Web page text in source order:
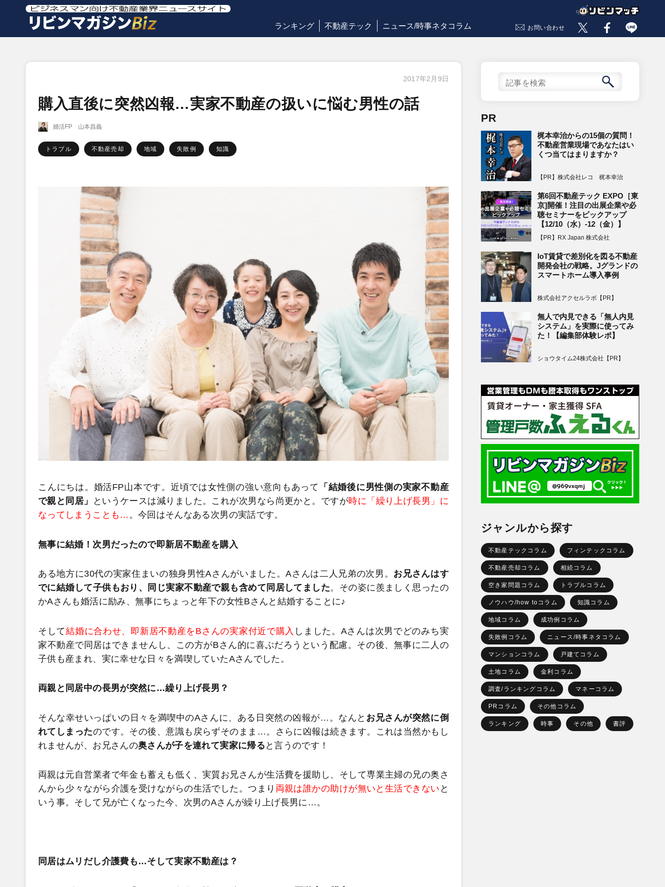
ランキング 不動産テック ニュース/時事ネタコラム お問い合わせ
2017年2月9日
購入直後に突然凶報…実家不動産の扱いに悩む男性の話
婚活FP 山本昌義
トラブル 不動産売却 地域 失敗例 知識
こんにちは。婚活FP山本です。近頃では女性側の強い意向もあって
「結婚後に男性側の実家不動産
で親と同居」
というケースは減りました。これが次男なら尚更かと。ですが時に「繰り上げ長男」に
なってしまうことも… 。今回はそんなある次男の実話です。
無事に結婚！次男だったので即新居不動産を購入
ある地方に30代の実家住まいの独身男性Aさんがいました。Aさんは二人兄弟の次男。 お兄さんはす
でに結婚して子供もおり、同じ実家不動産で親も含めて同居してました。その姿に羨ましく思ったの
かAさんも婚活に励み、無事にちょっと年下の女性Bさんと結婚することに♪
そして結婚に合わせ、即新居不動産をBさんの実家付近で購入 しました。Aさんは次男でどのみち実
家不動産で同居はできませんし、この方がBさん的に喜ぶだろうという配慮。その後、無事に二人の
子供も産まれ、実に幸せな日々を満喫していたAさんでした。
両親と同居中の長男が突然に…繰り上げ長男？
そんな幸せいっぱいの日々を満喫中のAさんに、ある日突然の凶報が…。なんと お兄さんが突然に倒
れてしまったのです。その後、意識も戻らずそのまま…。さらに凶報は続きます。これは当然かもし
れませんが、お兄さんの奥さんが子を連れて実家に帰る と言うのです！
両親は元自営業者で年金も蓄えも低く、実質お兄さんが生活費を援助し、そして専業主婦の兄の奥さ
んから少々ながら介護を受けながらの生活でした。つまり 両親は誰かの助けが無いと生活できない と
いう事。そして兄が亡くなった今、次男のAさんが繰り上げ長男に…。
同居はムリだし介護費も…そして実家不動産は？
PR
梶本幸治からの15個の質問！
不動産営業現場であなたはい
くつ当てはまりますか？
【PR】株式会社レコ 梶本幸治
第6回不動産テック EXPO［東
京]開催！注目の出展企業や必
聴セミナーをピックアップ
【12/10（水）-12（金）】
【PR】RX Japan 株式会社
IoT賃貸で差別化を図る不動産
開発会社の戦略。Jグランドの
スマートホーム導入事例
株式会社アクセルラボ【PR】
無人で内見できる「無人内見
システム」を実際に使ってみ
た！【編集部体験レポ】
ショウタイム24株式会社【PR】
ジャンルから探す
不動産テックコラム フィンテックコラム
不動産売却コラム 相続コラム
空き家問題コラム トラブルコラム
ノウハウ/how toコラム 知識コラム
地域コラム 成功例コラム
失敗例コラム ニュース/時事ネタコラム
マンションコラム 戸建てコラム
土地コラム 金利コラム
調査/ランキングコラム マネーコラム
PRコラム その他コラム
ランキング 時事 その他 書評